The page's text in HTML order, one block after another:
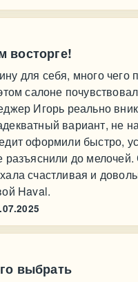
восторге!
для себя, много чего
салоне
Игорь реально
вариант, не
оформили быстро,
разъяснили до
счастливая и
Haval.
выбрать